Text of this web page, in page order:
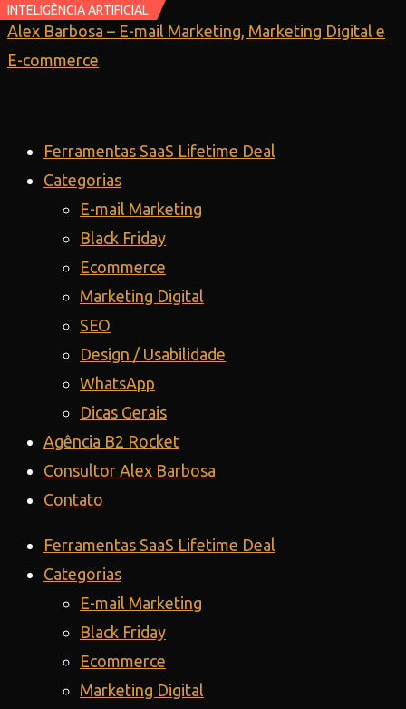
Ir
para
Alex Barbosa – E-mail Marketing, Marketing Digital e
E-commerce
Ferramentas SaaS Lifetime Deal
Categorias
E-mail Marketing
Black Friday
Ecommerce
Marketing Digital
SEO
Design / Usabilidade
WhatsApp
Dicas Gerais
Agência B2 Rocket
Consultor Alex Barbosa
Contato
Ferramentas SaaS Lifetime Deal
Categorias
E-mail Marketing
Black Friday
Ecommerce
Marketing Digital
INTELIGÊNCIA ARTIFICIAL
INTELIGÊNCIA ARTIFICIAL